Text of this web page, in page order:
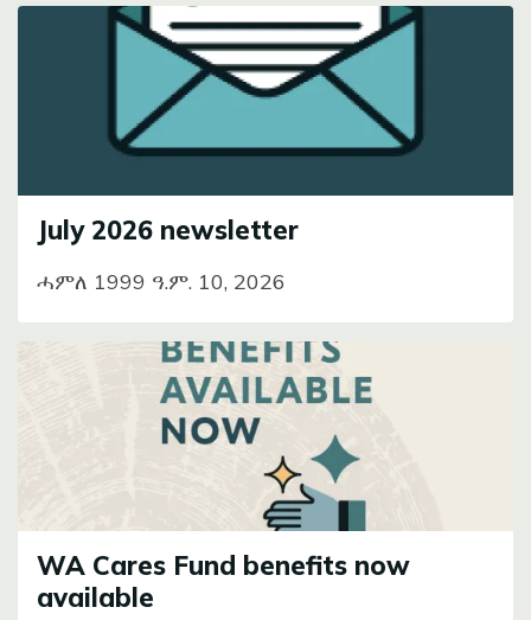
July 2026 newsletter
ሓምለ 1999 ዓ.ም. 10, 2026
WA Cares Fund benefits now
available